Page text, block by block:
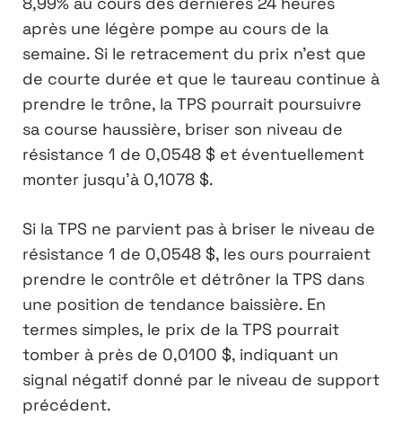
après une légère pompe au cours de la
semaine. Si le retracement du prix n’est que
de courte durée et que le taureau continue à
prendre le trône, la TPS pourrait poursuivre
sa course haussière, briser son niveau de
résistance 1 de 0,0548 $ et éventuellement
monter jusqu’à 0,1078 $.
Si la TPS ne parvient pas à briser le niveau de
résistance 1 de 0,0548 $, les ours pourraient
prendre le contrôle et détrôner la TPS dans
une position de tendance baissière. En
termes simples, le prix de la TPS pourrait
tomber à près de 0,0100 $, indiquant un
signal négatif donné par le niveau de support
précédent.